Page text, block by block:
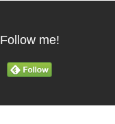
Follow me!